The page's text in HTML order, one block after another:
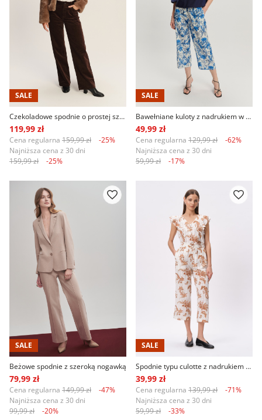
SALE
Czekoladowe spodnie o prostej szerokiej nogawce
119,99 zł
Cena regularna 159,99 zł
-25%
Najniższa cena z 30 dni
159,99 zł
-25%
SALE
Bawełniane kuloty z nadrukiem w niebieskie kwiaty
49,99 zł
Cena regularna 129,99 zł
-62%
Najniższa cena z 30 dni
59,99 zł
-17%
SALE
Beżowe spodnie z szeroką nogawką
79,99 zł
Cena regularna 149,99 zł
-47%
Najniższa cena z 30 dni
99,99 zł
-20%
SALE
Spodnie typu culotte z nadrukiem paisley
39,99 zł
Cena regularna 139,99 zł
-71%
Najniższa cena z 30 dni
59,99 zł
-33%